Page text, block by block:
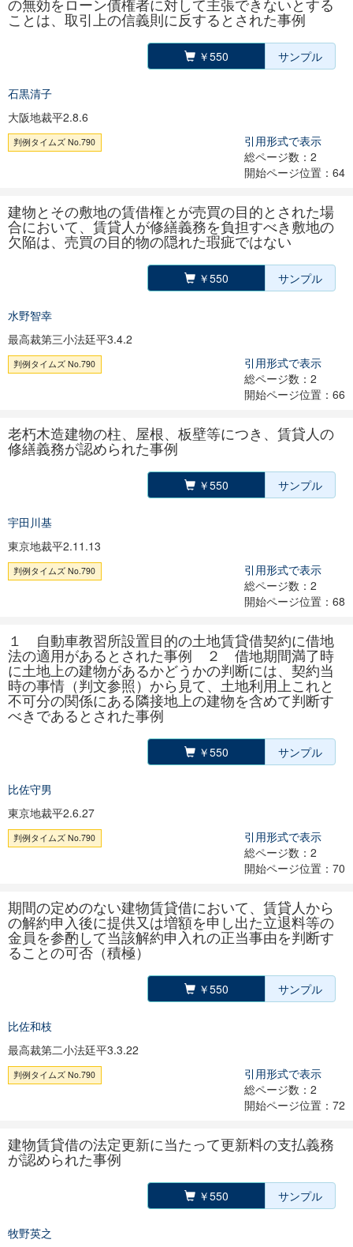
の無効をローン債権者に対して主張できないとする
ことは、取引上の信義則に反するとされた事例
￥550 サンプル
石黒清子
大阪地裁平2.8.6
判例タイムズ No.790
引用形式で表示
総ページ数：2
開始ページ位置：64
建物とその敷地の賃借権とが売買の目的とされた場
合において、賃貸人が修繕義務を負担すべき敷地の
欠陥は、売買の目的物の隠れた瑕疵ではない
￥550 サンプル
水野智幸
最高裁第三小法廷平3.4.2
判例タイムズ No.790
引用形式で表示
総ページ数：2
開始ページ位置：66
老朽木造建物の柱、屋根、板壁等につき、賃貸人の
修繕義務が認められた事例
￥550 サンプル
宇田川基
東京地裁平2.11.13
判例タイムズ No.790
引用形式で表示
総ページ数：2
開始ページ位置：68
１ 自動車教習所設置目的の土地賃貸借契約に借地
法の適用があるとされた事例 ２ 借地期間満了時
に土地上の建物があるかどうかの判断には、契約当
時の事情（判文参照）から見て、土地利用上これと
不可分の関係にある隣接地上の建物を含めて判断す
べきであるとされた事例
￥550 サンプル
比佐守男
東京地裁平2.6.27
判例タイムズ No.790
引用形式で表示
総ページ数：2
開始ページ位置：70
期間の定めのない建物賃貸借において、賃貸人から
の解約申入後に提供又は増額を申し出た立退料等の
金員を参酌して当該解約申入れの正当事由を判断す
ることの可否（積極）
￥550 サンプル
比佐和枝
最高裁第二小法廷平3.3.22
判例タイムズ No.790
引用形式で表示
総ページ数：2
開始ページ位置：72
建物賃貸借の法定更新に当たって更新料の支払義務
が認められた事例
￥550 サンプル
牧野英之